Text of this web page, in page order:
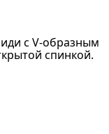
с V-образным
спинкой.